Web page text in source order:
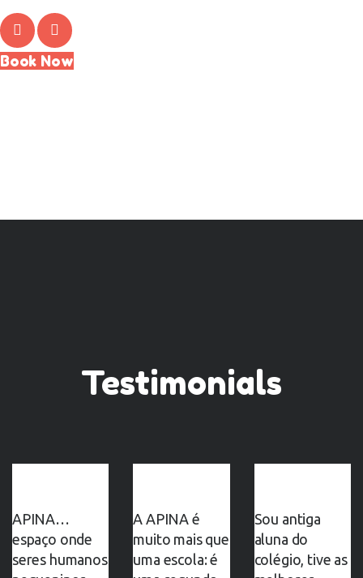
Book Now
Testimonials
APINA…
espaço onde
seres humanos
A APINA é
muito mais que
uma escola: é
Sou antiga
aluna do
colégio, tive as